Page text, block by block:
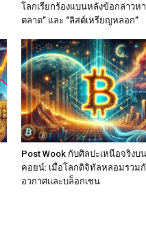
โลกเรียกร้องแบนหลังข้อกล่าวห
ตลาด” และ “ลิสต์เหรียญหลอก”
Post Wook กับศิลปะเหนือจริงบ
คอยน์: เมื่อโลกดิจิทัลหลอมรวม
อวกาศและบล็อกเชน